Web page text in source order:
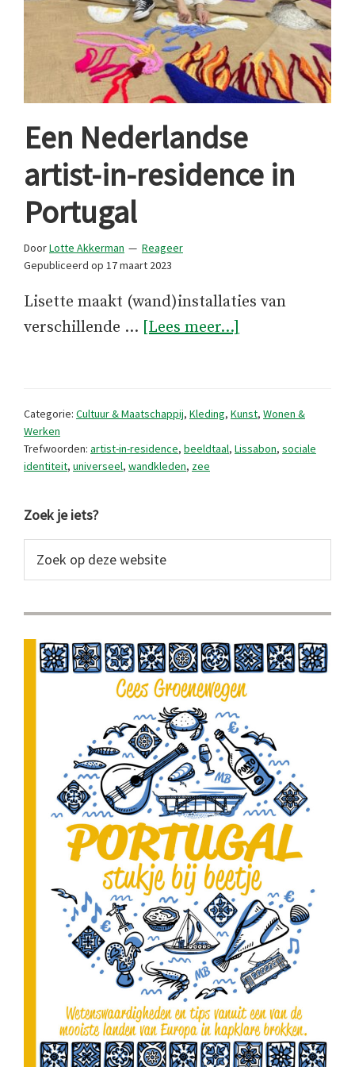
Een Nederlandse
artist-in-residence in
Portugal
DoorLotte Akkerman
Reageer
Gepubliceerd op 17 maart 2023
Lisette maakt (wand)installaties van
verschillende … [Lees meer...]
in
Categorie: Cultuur & Maatschappij, Kleding, Kunst, Wonen &
Werken
Trefwoorden: artist-in-residence, beeldtaal, Lissabon, sociale
identiteit, universeel, wandkleden, zee
Primaire
Sidebar
Zoek je iets?
op
website